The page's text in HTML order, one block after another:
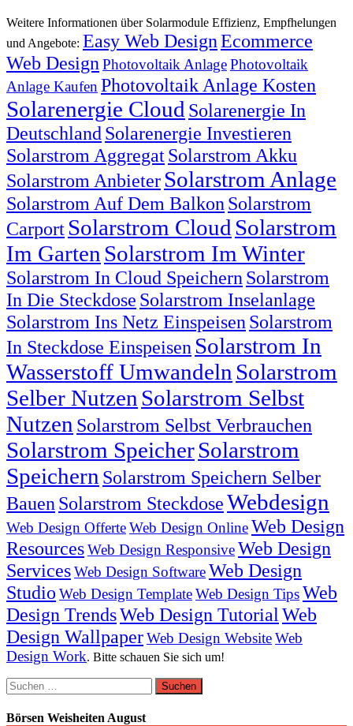
Weitere Informationen über Solarmodule Effizienz, Empfhelungen
und Angebote: Easy Web DesignEcommerce
Web Design Photovoltaik AnlagePhotovoltaik
Anlage Kaufen Photovoltaik Anlage Kosten
Solarenergie Cloud Solarenergie In
Deutschland Solarenergie Investieren
Solarstrom AggregatSolarstrom Akku
Solarstrom Anbieter Solarstrom Anlage
Solarstrom Auf Dem Balkon Solarstrom
Carport Solarstrom Cloud Solarstrom
Im Garten Solarstrom Im Winter
Solarstrom In Cloud Speichern Solarstrom
In Die Steckdose Solarstrom Inselanlage
Solarstrom Ins Netz Einspeisen Solarstrom
In Steckdose Einspeisen Solarstrom In
Wasserstoff Umwandeln Solarstrom
Selber Nutzen Solarstrom Selbst
Nutzen Solarstrom Selbst Verbrauchen
Solarstrom SpeicherSolarstrom
Speichern Solarstrom Speichern Selber
Bauen Solarstrom SteckdoseWebdesign
Web Design OfferteWeb Design OnlineWeb Design
ResourcesWeb Design ResponsiveWeb Design
ServicesWeb Design SoftwareWeb Design
Studio Web Design TemplateWeb Design TipsWeb
Design TrendsWeb Design Tutorial Web
Design WallpaperWeb Design WebsiteWeb
Design Work. Bitte schauen Sie sich um!
Suchen
nach:
Börsen Weisheiten August